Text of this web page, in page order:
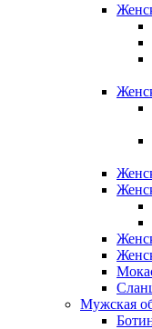
Мужская